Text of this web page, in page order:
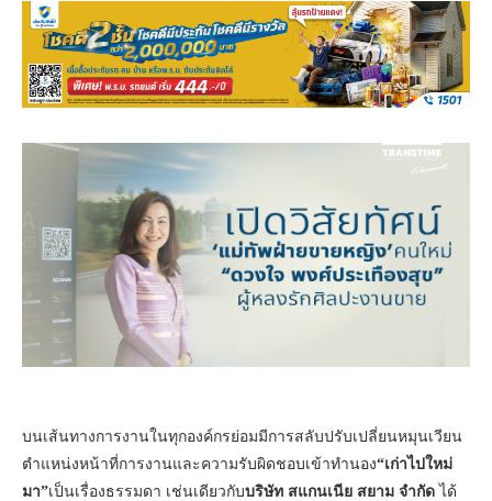
บนเส้นทางการงานในทุกองค์กรย่อมมีการสลับปรับเปลี่ยนหมุนเวียน
ตำแหน่งหน้าที่การงานและความรับผิดชอบเข้าทำนอง“เก่าไปใหม่
มา”เป็นเรื่องธรรมดา เช่นเดียวกับบริษัท สแกนเนีย สยาม จำกัด ได้